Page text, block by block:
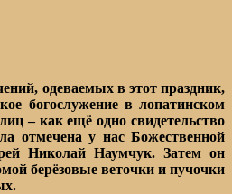
одеваемых в этот праздник,
богослужение в лопатинском
– как ещё одно свидетельство
отмечена у нас Божественной
Николай Наумчук. Затем он
берёзовые веточки и пучочки